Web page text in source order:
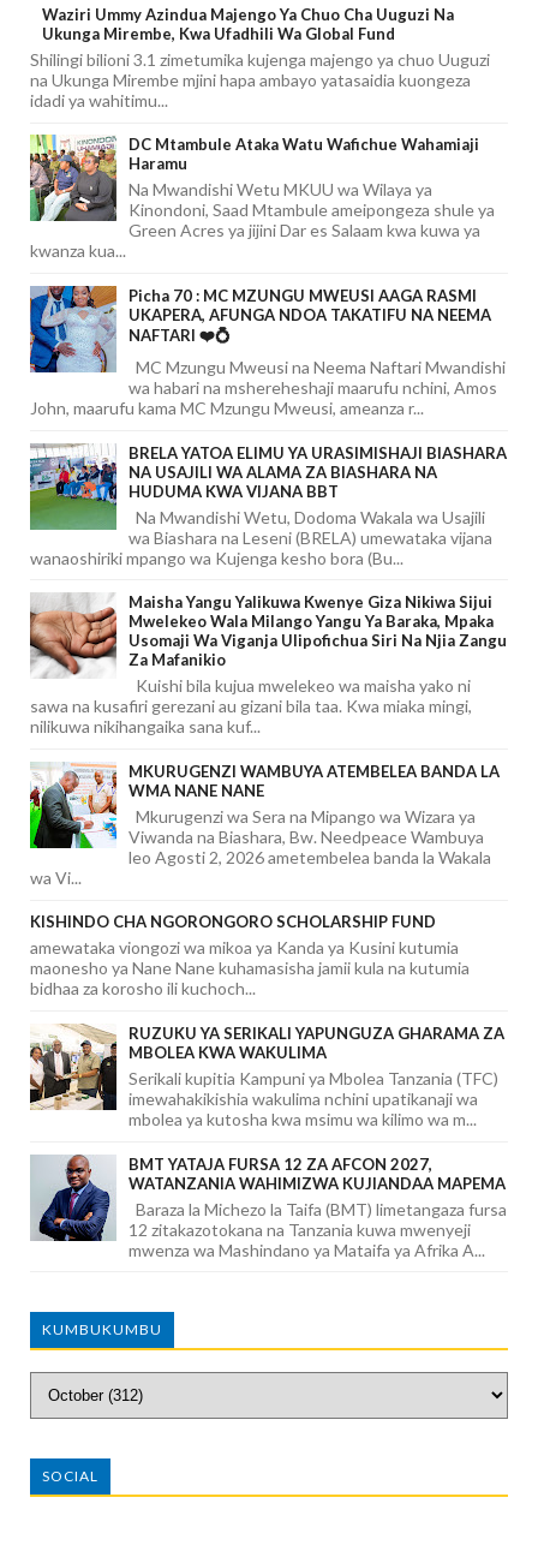
Waziri Ummy Azindua Majengo Ya Chuo Cha Uuguzi Na
Ukunga Mirembe, Kwa Ufadhili Wa Global Fund
Shilingi bilioni 3.1 zimetumika kujenga majengo ya chuo Uuguzi
na Ukunga Mirembe mjini hapa ambayo yatasaidia kuongeza
idadi ya wahitimu...
DC Mtambule Ataka Watu Wafichue Wahamiaji
Haramu
Na Mwandishi Wetu MKUU wa Wilaya ya
Kinondoni, Saad Mtambule ameipongeza shule ya
Green Acres ya jijini Dar es Salaam kwa kuwa ya
kwanza kua...
Picha 70 : MC MZUNGU MWEUSI AAGA RASMI
UKAPERA, AFUNGA NDOA TAKATIFU NA NEEMA
NAFTARI ❤️💍
MC Mzungu Mweusi na Neema Naftari Mwandishi
wa habari na mshereheshaji maarufu nchini, Amos
John, maarufu kama MC Mzungu Mweusi, ameanza r...
BRELA YATOA ELIMU YA URASIMISHAJI BIASHARA
NA USAJILI WA ALAMA ZA BIASHARA NA
HUDUMA KWA VIJANA BBT
Na Mwandishi Wetu, Dodoma Wakala wa Usajili
wa Biashara na Leseni (BRELA) umewataka vijana
wanaoshiriki mpango wa Kujenga kesho bora (Bu...
Maisha Yangu Yalikuwa Kwenye Giza Nikiwa Sijui
Mwelekeo Wala Milango Yangu Ya Baraka, Mpaka
Usomaji Wa Viganja Ulipofichua Siri Na Njia Zangu
Za Mafanikio
Kuishi bila kujua mwelekeo wa maisha yako ni
sawa na kusafiri gerezani au gizani bila taa. Kwa miaka mingi,
nilikuwa nikihangaika sana kuf...
MKURUGENZI WAMBUYA ATEMBELEA BANDA LA
WMA NANE NANE
Mkurugenzi wa Sera na Mipango wa Wizara ya
Viwanda na Biashara, Bw. Needpeace Wambuya
leo Agosti 2, 2026 ametembelea banda la Wakala
wa Vi...
KISHINDO CHA NGORONGORO SCHOLARSHIP FUND
amewataka viongozi wa mikoa ya Kanda ya Kusini kutumia
maonesho ya Nane Nane kuhamasisha jamii kula na kutumia
bidhaa za korosho ili kuchoch...
RUZUKU YA SERIKALI YAPUNGUZA GHARAMA ZA
MBOLEA KWA WAKULIMA
Serikali kupitia Kampuni ya Mbolea Tanzania (TFC)
imewahakikishia wakulima nchini upatikanaji wa
mbolea ya kutosha kwa msimu wa kilimo wa m...
BMT YATAJA FURSA 12 ZA AFCON 2027,
WATANZANIA WAHIMIZWA KUJIANDAA MAPEMA
Baraza la Michezo la Taifa (BMT) limetangaza fursa
12 zitakazotokana na Tanzania kuwa mwenyeji
mwenza wa Mashindano ya Mataifa ya Afrika A...
KUMBUKUMBU
SOCIAL